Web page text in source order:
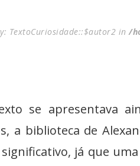
TextoCuriosidade::$autor2 in /
se apresentava
a biblioteca de
já que